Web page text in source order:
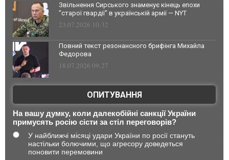
Звільнення Сирського знаменує кінець епохи
"старої гвардії" в українській армії — NYT
23.07.2026 10:32
Повний текст резонансного брифінга Михайла
Федорова
18.07.2026 09:27
ОПИТУВАННЯ
На вашу думку, коли далекобійні санкції України
примусять росію сісти за стіл переговорів?
У найближчі місяці удари України по росії стануть
настільки болючими, що агресору доведеться
поновити перемовини